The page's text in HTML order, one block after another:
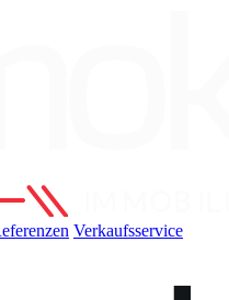
Verkaufsservice